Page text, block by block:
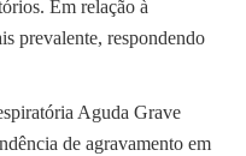
Em relação à
prevalente, respondendo
Aguda Grave
de agravamento em